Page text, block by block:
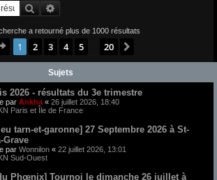
h
e
Rechercher
a retourné plus de 1000 résultats
Page 1sur20
1 2 3 4 5 20
Sujets
2026 - résultats du 3e trimestre
par Ankha « 26 juillet 2026, 18:40
Paris et Île de France
tarn-et-garonne] 27 Septembre 2026 à St-
Grave
par Wonnilon « 22 juillet 2026, 13:01
Sud-Ouest
Phœnix] Tournoi le dimanche 26 juillet à